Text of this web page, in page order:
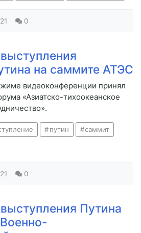
0
на саммите АТЭС
видеоконференции принял
«Азиатско-тихоокеанское
путин саммит
0
Путина